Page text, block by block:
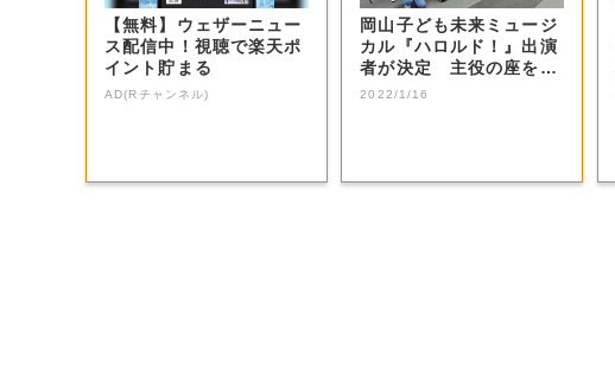
【無料】ウェザーニュー
ス配信中！視聴で楽天ポ
イント貯まる
AD(Rチャンネル)
岡山子ども未来ミュージ
カル『ハロルド！』出演
者が決定 主役の座を射
止めた感想は…...
2022/1/16